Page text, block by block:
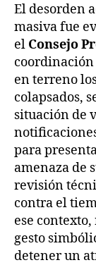
El desorden
masiva fue
el Consejo
coordinación
en terreno
colapsados,
situación de
para
amenaza de
revisión
contra el
ese
gesto
detener un